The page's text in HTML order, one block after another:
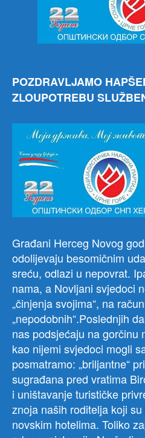
POZDRAVLJAMO
ZLOUPOTREBU
Građani Herceg Novog
odolijevaju besomičnim
sreću, odlazi u nepovrat.
nama, a Novljani svjedoci
„činjenja svojima“, na
„nepodobnih“.Poslednjih
nas podsjećaju na gorčinu
kao nijemi svjedoci mogli
posmatramo: „briljantne“
sugrađana pred vratima
i uništavanje turističke
znoja naših roditelja koji
novskim hotelima. Toliko